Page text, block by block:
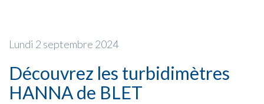
Lundi 2 septembre 2024
Découvrez les turbidimètres
HANNA de BLET